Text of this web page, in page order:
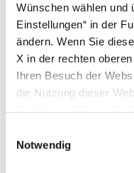
Wünschen wählen und
Einstellungen“ in der
ändern. Wenn Sie
X in der rechten
Ihren Besuch der
die Nutzung dieser
Zustimmung.
Notwendig
map Auf